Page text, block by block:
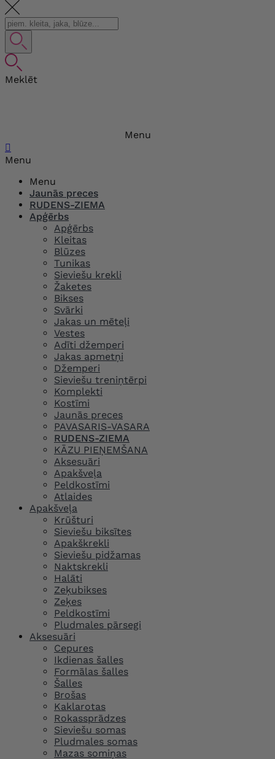
Meklēt
Menu

Menu
Menu
Jaunās preces
RUDENS-ZIEMA
Apģērbs
Apģērbs
Kleitas
Blūzes
Tunikas
Sieviešu krekli
Žaketes
Bikses
Svārki
Jakas un mēteļi
Vestes
Adīti džemperi
Jakas apmetņi
Džemperi
Sieviešu treniņtērpi
Komplekti
Kostīmi
Jaunās preces
PAVASARIS-VASARA
RUDENS-ZIEMA
KĀZU PIEŅEMŠANA
Aksesuāri
Apakšveļa
Peldkostīmi
Atlaides
Apakšveļa
Krūšturi
Sieviešu biksītes
Apakškrekli
Sieviešu pidžamas
Naktskrekli
Halāti
Zeķubikses
Zeķes
Peldkostīmi
Pludmales pārsegi
Aksesuāri
Cepures
Ikdienas šalles
Formālas šalles
Šalles
Brošas
Kaklarotas
Rokassprādzes
Sieviešu somas
Pludmales somas
Mazas somiņas